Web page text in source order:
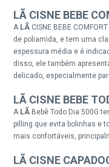
LÃ CISNE BEBE
A LÃ CISNE BEBE
de poliamida, e tem uma
espessura média e é
disso, ele também
delicado, especialmente
LÃ CISNE BEBE
A LÃ Bebê Todo Dia 500G
pilling que evita bolinhas e
mais confortáveis,
LÃ CISNE